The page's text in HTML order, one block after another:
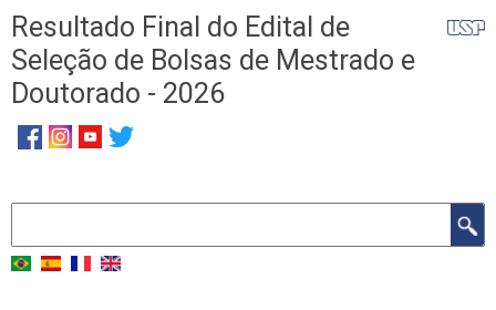
Pular
para
conteúdo
principal
Resultado Final do Edital de
Seleção de Bolsas de Mestrado e
Doutorado - 2026